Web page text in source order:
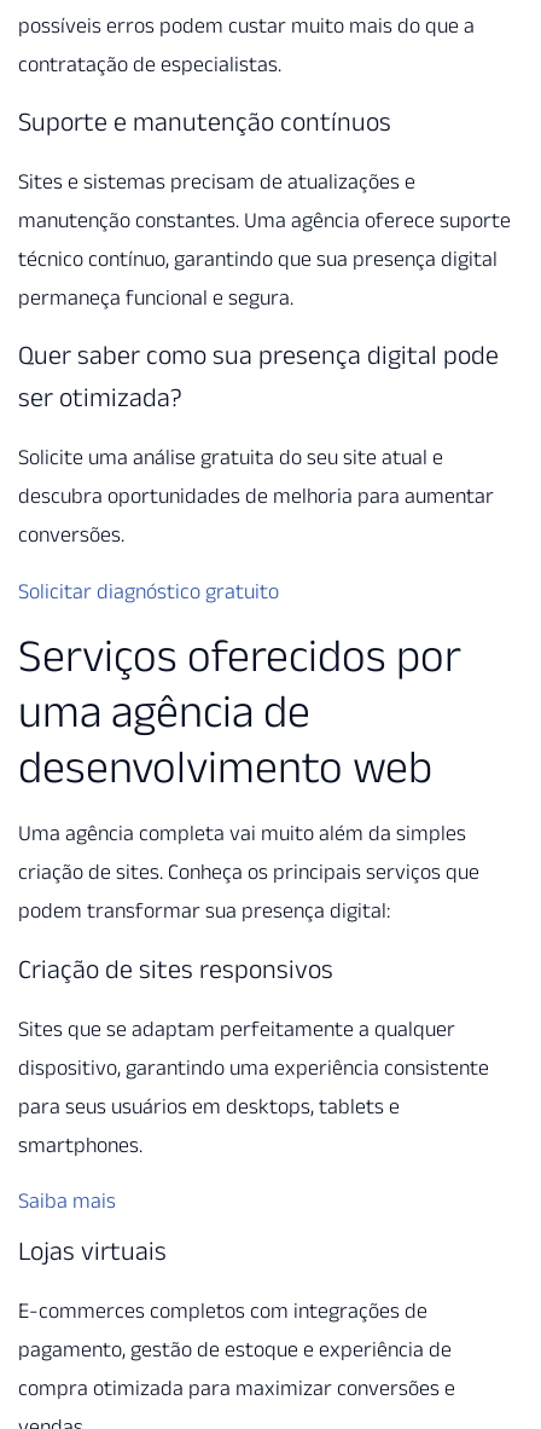
possíveis erros podem custar muito mais do que a
contratação de especialistas.
Suporte e manutenção contínuos
Sites e sistemas precisam de atualizações e
manutenção constantes. Uma agência oferece suporte
técnico contínuo, garantindo que sua presença digital
permaneça funcional e segura.
Quer saber como sua presença digital pode
ser otimizada?
Solicite uma análise gratuita do seu site atual e
descubra oportunidades de melhoria para aumentar
conversões.
Solicitar diagnóstico gratuito
Serviços oferecidos por
uma agência de
desenvolvimento web
Uma agência completa vai muito além da simples
criação de sites. Conheça os principais serviços que
podem transformar sua presença digital:
Criação de sites responsivos
Sites que se adaptam perfeitamente a qualquer
dispositivo, garantindo uma experiência consistente
para seus usuários em desktops, tablets e
smartphones.
Saiba mais
Lojas virtuais
E-commerces completos com integrações de
pagamento, gestão de estoque e experiência de
compra otimizada para maximizar conversões e